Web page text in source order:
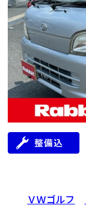
ＶＷゴルフ